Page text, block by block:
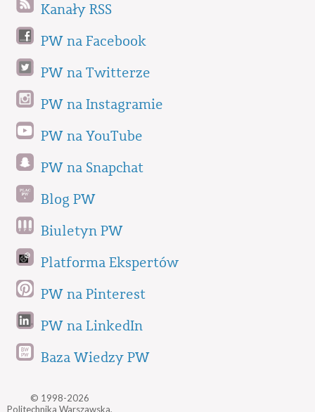
Kanały RSS
PW na Facebook
PW na Twitterze
PW na Instagramie
PW na YouTube
PW na Snapchat
Blog PW
Biuletyn PW
Platforma Ekspertów
PW na Pinterest
PW na LinkedIn
Baza Wiedzy PW
© 1998-2026
Politechnika Warszawska,